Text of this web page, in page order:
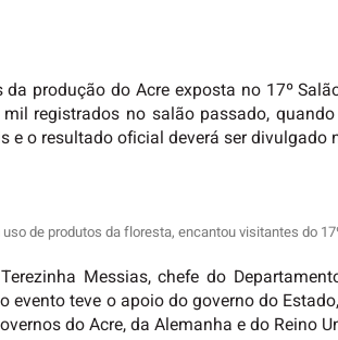
da produção do Acre exposta no 17º
registrados no salão passado,
e o resultado oficial deverá ser divulgado
de produtos da floresta, encantou visitantes do
Messias, chefe do
evento teve o apoio do governo do
do Acre, da Alemanha e do Reino